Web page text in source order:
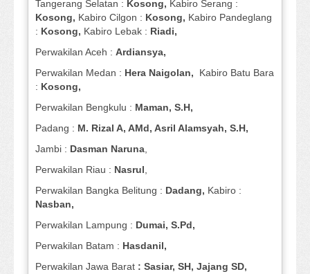
Tangerang Selatan : Kosong, Kabiro Serang :
Kosong, Kabiro Cilgon : Kosong, Kabiro Pandeglang
: Kosong, Kabiro Lebak : Riadi,
Perwakilan Aceh : Ardiansya,
Perwakilan Medan : Hera Naigolan, Kabiro Batu Bara
: Kosong,
Perwakilan Bengkulu : Maman, S.H,
Padang : M. Rizal A, AMd, Asril Alamsyah, S.H,
Jambi : Dasman Naruna
Perwakilan Riau : Nasrul
Perwakilan Bangka Belitung : Dadang, Kabiro :
Nasban,
Perwakilan Lampung : Dumai, S.Pd,
Perwakilan Batam : Hasdanil,
Perwakilan Jawa Barat : Sasiar, SH, Jajang SD,